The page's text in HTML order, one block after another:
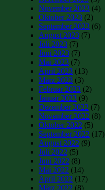
November 2023 (4)
Oktober 2023 (2)
September 2023 (6)
August 2023 (7)
Juli 2023 (7)
Juni 2023 (7)
Mai 2023 (7)
April 2023 (13)
März 2023 (3)
Februar 2023 (2)
Januar 2023 (9)
Dezember 2022 (7)
November 2022 (8)
Oktober 2022 (5)
September 2022 (17)
August 2022 (9)
Juli 2022 (5)
Juni 2022 (8)
Mai 2022 (14)
April 2022 (17)
März 2022 (8)